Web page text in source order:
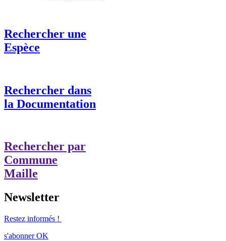
Rechercher une
Espèce
Rechercher dans
la Documentation
Rechercher par
Commune
Maille
Newsletter
Restez informés !
s'abonner OK